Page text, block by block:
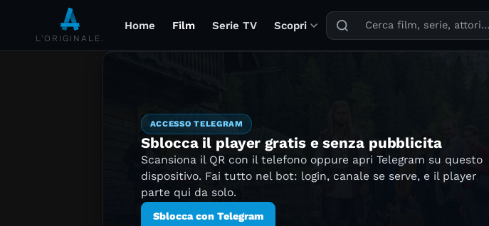
L'ORIGINALE.
Home Film Serie TV Scopri
Puoi cercare film, serie TV,
ACCESSO TELEGRAM
Sblocca il player gratis e senza pubblicita
Scansiona il QR con il telefono oppure apri Telegram su questo
dispositivo. Fai tutto nel bot: login, canale se serve, e il player
parte qui da solo.
Sblocca con Telegram